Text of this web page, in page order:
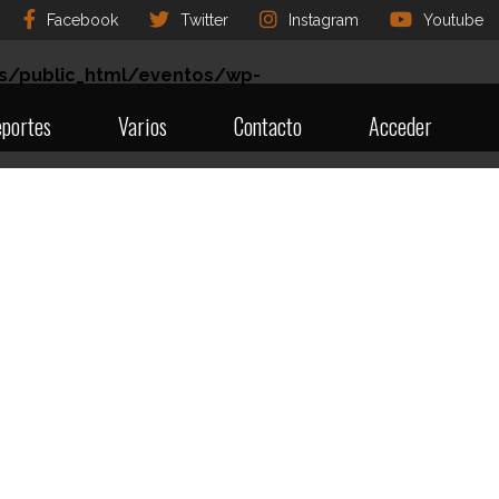
Facebook Twitter Instagram Youtube
public_html/eventos/wp-
Varios Contacto Acceder